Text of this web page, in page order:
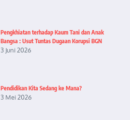
Pengkhiatan terhadap Kaum Tani dan Anak
Bangsa : Usut Tuntas Dugaan Korupsi BGN
3 Juni 2026
Pendidikan Kita Sedang ke Mana?
3 Mei 2026